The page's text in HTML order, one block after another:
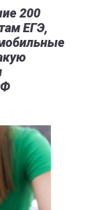
200
ЕГЭ,